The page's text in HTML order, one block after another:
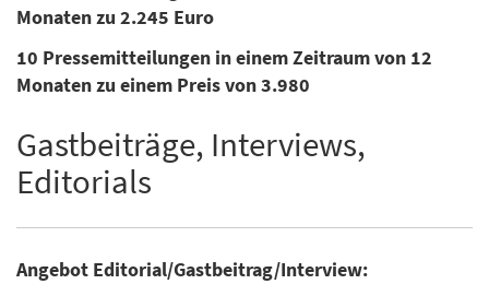
Monaten zu 2.245 Euro
10 Pressemitteilungen in einem Zeitraum von 12
Monaten zu einem Preis von 3.980
Gastbeiträge, Interviews,
Editorials
Angebot Editorial/Gastbeitrag/Interview: